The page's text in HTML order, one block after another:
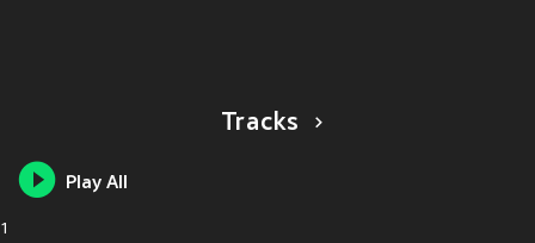
Tracks
Play All
1